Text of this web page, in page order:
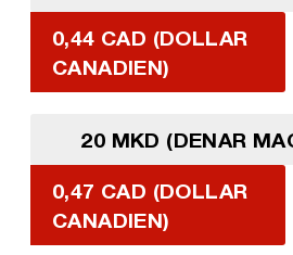
0,44 CAD (DOLLAR
CANADIEN)
20 MKD (DENAR
0,47 CAD (DOLLAR
CANADIEN)